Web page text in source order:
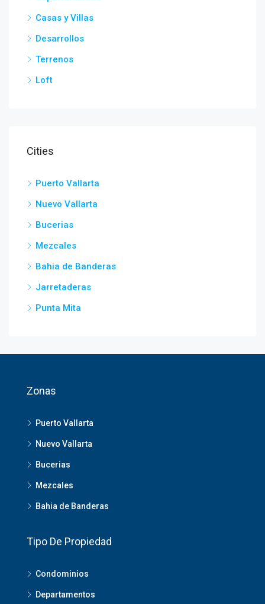
Casas y Villas
Desarrollos
Terrenos
Loft
Cities
Puerto Vallarta
Nuevo Vallarta
Bucerias
Mezcales
Bahia de Banderas
Jarretaderas
Punta Mita
Zonas
Puerto Vallarta
Nuevo Vallarta
Bucerias
Mezcales
Bahia de Banderas
Tipo De Propiedad
Condominios
Departamentos